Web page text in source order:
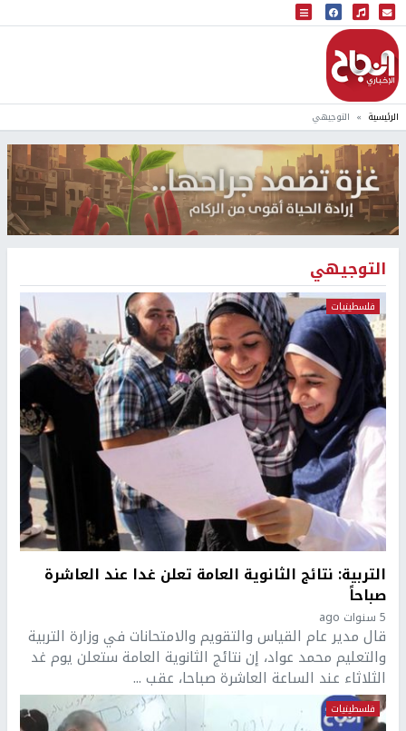
البث المباشر
إذاعة النجاح
الرئيسية التوجيهي
التوجيهي
فلسطينيات
التربية: نتائج الثانوية العامة تعلن غدا عند العاشرة
صباحاً
5 سنوات ago
قال مدير عام القياس والتقويم والامتحانات في وزارة التربية
والتعليم محمد عواد، إن نتائج الثانوية العامة ستعلن يوم غد
الثلاثاء عند الساعة العاشرة صباحا، عقب ...
فلسطينيات